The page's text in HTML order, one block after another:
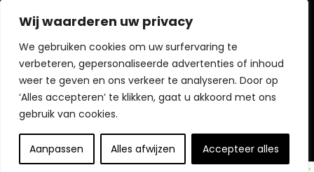
Wij waarderen uw privacy
We gebruiken cookies om uw surfervaring te
verbeteren, gepersonaliseerde advertenties of inhoud
weer te geven en ons verkeer te analyseren. Door op
‘Alles accepteren’ te klikken, gaat u akkoord met ons
gebruik van cookies.
Aanpassen Alles afwijzen Accepteer alles
algemene voorwaarden
Vrijwaring
Openbaarmaking van partners
Openbaring:Wij nemen deel aan het Amazon Services LLC